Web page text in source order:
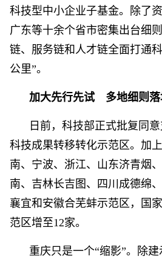
科技型中小企业子基金。除了
广东等十余个省市密集出台细
链、服务链和人才链全面打通
公里”。
加大先行先试 多地细则落
日前，科技部正式批复同
科技成果转移转化示范区。加
南、宁波、浙江、山东济青烟
南、吉林长吉图、四川成德绵
襄宜和安徽合芜蚌示范区，国
范区增至12家。
重庆只是一个“缩影”。除